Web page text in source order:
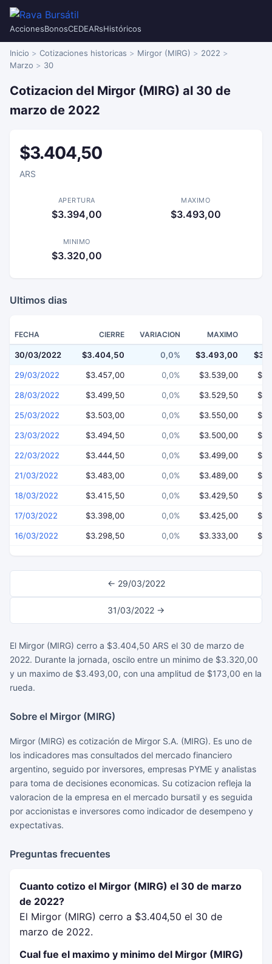
AccionesBonosCEDEARsHistóricos
Inicio Cotizaciones historicas Mirgor (MIRG)
2022
Marzo
30
Cotizacion del Mirgor (MIRG) al 30 de
marzo de 2022
$3.404,50
ARS
APERTURA
$3.394,00
MAXIMO
$3.493,00
MINIMO
$3.320,00
Ultimos dias
FECHA CIERRE VARIACION MAXIMO
30/03/2022 $3.404,50 0,0% $3.493,00
29/03/2022 $3.457,00 0,0% $3.539,00
28/03/2022 $3.499,50 0,0% $3.529,50
25/03/2022 $3.503,00 0,0% $3.550,00
23/03/2022 $3.494,50 0,0% $3.500,00
22/03/2022 $3.444,50 0,0% $3.499,00
21/03/2022 $3.483,00 0,0% $3.489,00
18/03/2022 $3.415,50 0,0% $3.429,50
17/03/2022 $3.398,00 0,0% $3.425,00
16/03/2022 $3.298,50 0,0% $3.333,00
← 29/03/2022
31/03/2022 →
El Mirgor (MIRG) cerro a $3.404,50 ARS el 30 de marzo de
2022. Durante la jornada, oscilo entre un minimo de $3.320,00
y un maximo de $3.493,00, con una amplitud de $173,00 en la
rueda.
Sobre el Mirgor (MIRG)
Mirgor (MIRG) es cotización de Mirgor S.A. (MIRG). Es uno de
los indicadores mas consultados del mercado financiero
argentino, seguido por inversores, empresas PYME y analistas
para toma de decisiones economicas. Su cotizacion refleja la
valoracion de la empresa en el mercado bursatil y es seguida
por accionistas e inversores como indicador de desempeno y
expectativas.
Preguntas frecuentes
Cuanto cotizo el Mirgor (MIRG) el 30 de marzo
de 2022?
El Mirgor (MIRG) cerro a $3.404,50 el 30 de
marzo de 2022.
Cual fue el maximo y minimo del Mirgor (MIRG)